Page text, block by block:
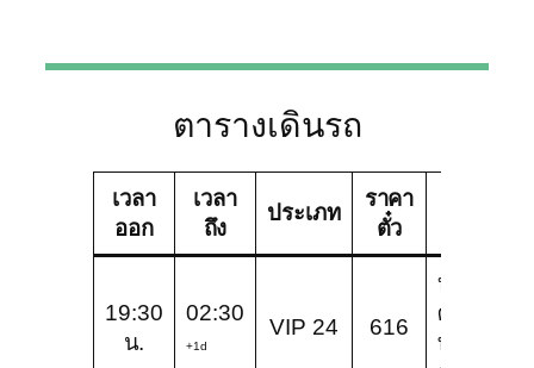
ตารางเดินรถ
เวลา
ออก
เวลา
ถึง
ประเภท
ราคา
ตั๋ว
19:30
น.
02:30
+1d
VIP 24 616
บริษัท
ศรีตรัง
ทัวร์